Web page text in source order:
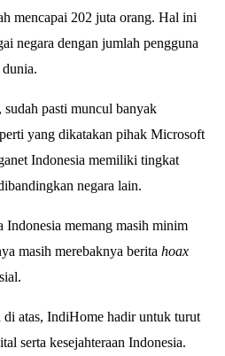
mencapai 202 juta orang. Hal ini
negara dengan jumlah pengguna
pasti muncul banyak
yang dikatakan pihak Microsoft
Indonesia memiliki tingkat
negara lain.
memang masih minim
masih merebaknya berita hoax
di atas, IndiHome hadir untuk turut
serta kesejahteraan Indonesia.